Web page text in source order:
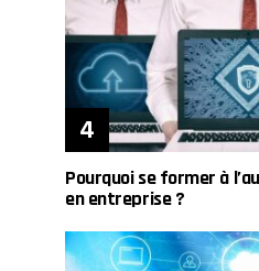
Pourquoi se former à
en entreprise ?